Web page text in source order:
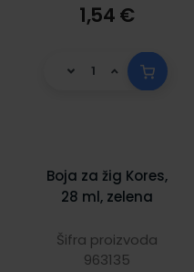
1,54 €
Boja za žig Kores,
28 ml, zelena
Šifra proizvoda
963135